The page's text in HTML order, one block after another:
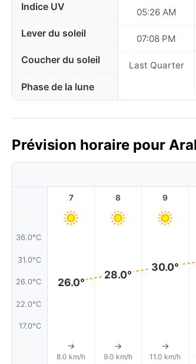
Indice UV
Lever du soleil
Coucher du soleil
Phase de la lune
05:26 AM
07:08 PM
Last Quarter
Prévision horaire pour
36.0°C
31.0°C
26.0°C
22.0°C
17.0°C
7
26.0°
↑
8.0 km/h
8
28.0°
↑
9.0 km/h
9
30.0°
↑
11.0 km/h